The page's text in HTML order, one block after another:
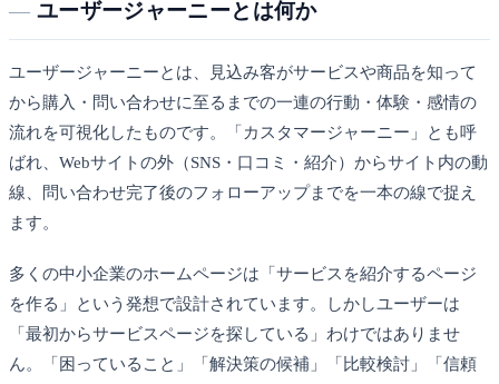
ユーザージャーニーとは何か
ユーザージャーニーとは、見込み客がサービスや商品を知って
から購入・問い合わせに至るまでの一連の行動・体験・感情の
流れを可視化したものです。「カスタマージャーニー」とも呼
ばれ、Webサイトの外（SNS・口コミ・紹介）からサイト内の動
線、問い合わせ完了後のフォローアップまでを一本の線で捉え
ます。
多くの中小企業のホームページは「サービスを紹介するページ
を作る」という発想で設計されています。しかしユーザーは
「最初からサービスページを探している」わけではありませ
ん。「困っていること」「解決策の候補」「比較検討」「信頼